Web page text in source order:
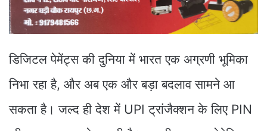
डिजिटल पेमेंट्स की दुनिया में भारत एक अग्रणी भूमिका
निभा रहा है, और अब एक और बड़ा बदलाव सामने आ
सकता है। जल्द ही देश में UPI ट्रांजैक्शन के लिए PIN